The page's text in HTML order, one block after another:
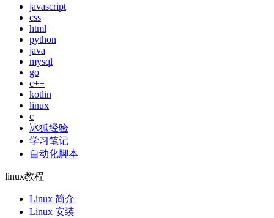
javascript
css
html
python
java
mysql
go
c++
kotlin
linux
c
冰狐经验
学习笔记
自动化脚本
linux教程
Linux 简介
Linux 安装